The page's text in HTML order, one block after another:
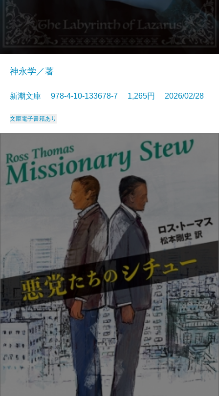
神永学／著
新潮文庫 978-4-10-133678-7 1,265円 2026/02/28
文庫電子書籍あり